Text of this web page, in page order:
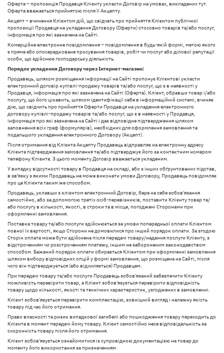
Оферта – пропозиція Продавця Клієнту укласти Договір на умовах, викладених тут.
Оферта вважається прийнятою після її Акцепту.
Акцепт – вчинення Клієнтом дій, що свідчать про прийняття Клієнтом публічної
пропозиції Продавця на укладення Договору (Оферти) стосовно товарів та/або послуг,
інформація про які зазначена на Сайті.
Комерційне електронне повідомлення – повідомлення в будь-якій формі, метою якого
є пряме або опосередковане просування товарів, робіт чи послуг або ділової репутації
особи, що здійснює господарську діяльність.
Порядок укладення Договору через Інтернет-магазин:
Продавець, шляхом розміщення інформації на Сайті пропонує Клієнтові укласти
електронний договір купівлі-продажу товарів та/або послуг, що є в наявності у
Продавця, інформація про які зазначена на Сайті (Оферта). Клієнт, обравши товар і/або
послугу, що його цікавить, шляхом ідентифікації себе в інформаційній системі, вчиняє
дію, що свідчить про прийняття Оферти Продавця на укладення електронного
договору купівлі-продажу товарів та/або послуг, що є в наявності у Продавця,
інформація про які зазначена на Сайті і дає відповідне підтвердження шляхом
заповнення всіх граф (формулярів), необхідних для оформлення замовлення та
подальшого укладення електронного Договору (Акцепт).
Після отримання від Клієнта Акцепту Продавець відправляє на електронну адресу
Клієнта підтвердження замовлення та/або підтверджує його за контактним номером
телефону Клієнта. З цього моменту Договір вважається укладеним.
У випадку відсутності товару в Продавця на складі, або з інших обґрунтованих підстав,
в зв’язку з якими Продавець не може виконати умови Договору, Продавець повідомляє
про це Клієнта таким же способом.
Продавець, уклавши з клієнтом електронний Договір, бере на себе зобов'язання
самостійно, або за допомогою третіх осіб-перевізників, поставити Клієнту товар та/
або послугу в кількості, якості, в строки та в місце, погоджені Сторонами при
оформленні замовлення.
Поставка товару та/або послуги здійснюється за умови попередньої оплати Клієнтом
повної їх вартості, якщо Сторони не домовилися про інший порядок оплати. За згодою
Сторін оплата може бути здійснена після передачі товару/надання послуги Клієнту, з
відстроченням чи розстроченням платежу, іншим не забороненим законодавством
способом. Бажаний порядок оплати обирається Клієнтом при оформленні замовлення
шляхом вибору відповідних опцій у формі замовлення, що розміщена на Сайті, після
чого він підтверджується (або відхиляється) Продавцем.
При передачі товару та/або послуги Продавець зобов'язаний забезпечити Клієнту
можливість перевірити товар, а Клієнт зобов'язується перевірити відповідність
товару щодо кількості, якості та технічних характеристик, узгоджених в замовленні.
Клієнт зобов'язується перевірити комплектацію, зовнішній вигляд і належну якість
товару під час його отримання.
Право власності та ризик випадкової загибелі або пошкодження товару переходить до
Клієнта в момент передачі йому товару. Клієнт самостійно несе відповідальність за
схоронність товару після його отримання.
Клієнт зобов'язується ознайомитися із супровідною документацією на товар до
моменту його використання за призначенням.